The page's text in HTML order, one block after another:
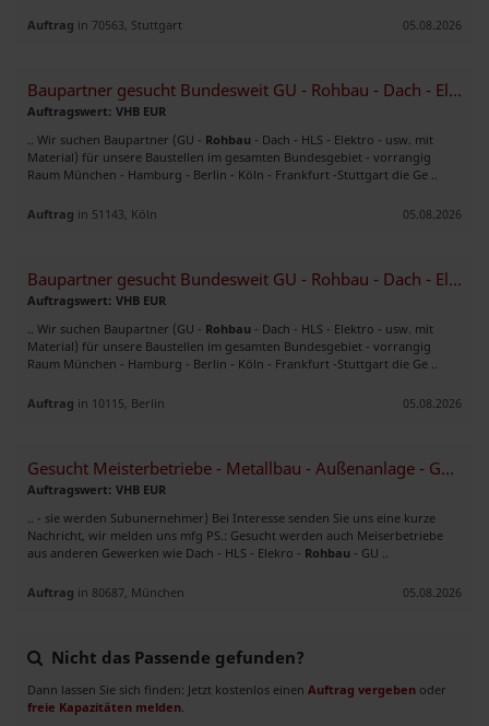
Auftrag in 70563, Stuttgart 05.08.2026
Baupartner gesucht Bundesweit GU - Rohbau - Dach - Elektro - HLS
Auftragswert: VHB EUR
.. Wir suchen Baupartner (GU - Rohbau - Dach - HLS - Elektro - usw. mit
Material) für unsere Baustellen im gesamten Bundesgebiet - vorrangig
Raum München - Hamburg - Berlin - Köln - Frankfurt -Stuttgart die Ge ..
Auftrag in 51143, Köln 05.08.2026
Baupartner gesucht Bundesweit GU - Rohbau - Dach - Elektro - HLS
Auftragswert: VHB EUR
.. Wir suchen Baupartner (GU - Rohbau - Dach - HLS - Elektro - usw. mit
Material) für unsere Baustellen im gesamten Bundesgebiet - vorrangig
Raum München - Hamburg - Berlin - Köln - Frankfurt -Stuttgart die Ge ..
Auftrag in 10115, Berlin 05.08.2026
Gesucht Meisterbetriebe - Metallbau - Außenanlage - GaLa
Auftragswert: VHB EUR
.. - sie werden Subunernehmer) Bei Interesse senden Sie uns eine kurze
Nachricht, wir melden uns mfg PS.: Gesucht werden auch Meiserbetriebe
aus anderen Gewerken wie Dach - HLS - Elekro - Rohbau - GU ..
Auftrag in 80687, München 05.08.2026
Nicht das Passende gefunden?
Dann lassen Sie sich finden: Jetzt kostenlos einen Auftrag vergeben oder
freie Kapazitäten melden.